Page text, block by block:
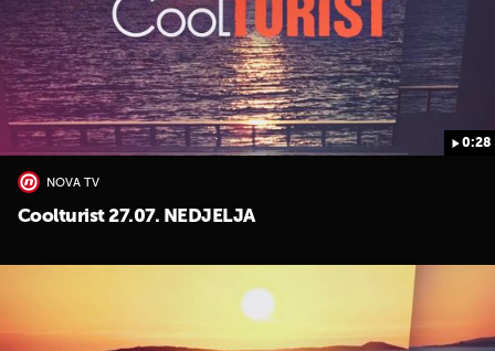
0:28
NOVA TV
Coolturist 27.07. NEDJELJA